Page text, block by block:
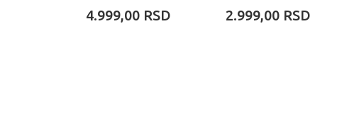
4.999,00 RSD 2.999,00 RSD